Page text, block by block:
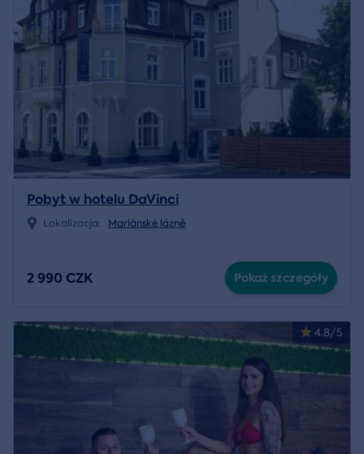
Pobyt w hotelu DaVinci
Lokalizacja: Mariánské lázně
2 990 CZK Pokaż szczegóły
4.8/5